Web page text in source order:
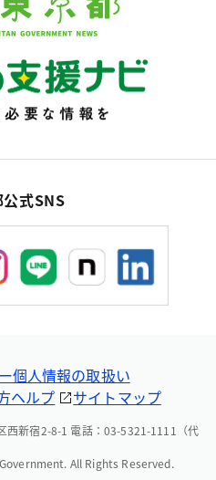
式SNS
個人情報の取扱い
ヘルプ サイトマップ
西新宿2-8-1 電話：03-5321-1111（代
All Rights Reserved.